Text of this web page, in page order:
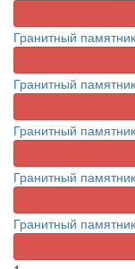
Гранитный
Гранитный
Гранитный
Гранитный
Гранитный